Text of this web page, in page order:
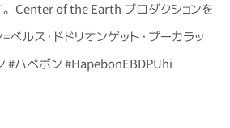
Center of the Earth プロダクションを
ルス・ドドリオンゲット・プーカラッ
#ハペボン #HapebonEBDPUhi